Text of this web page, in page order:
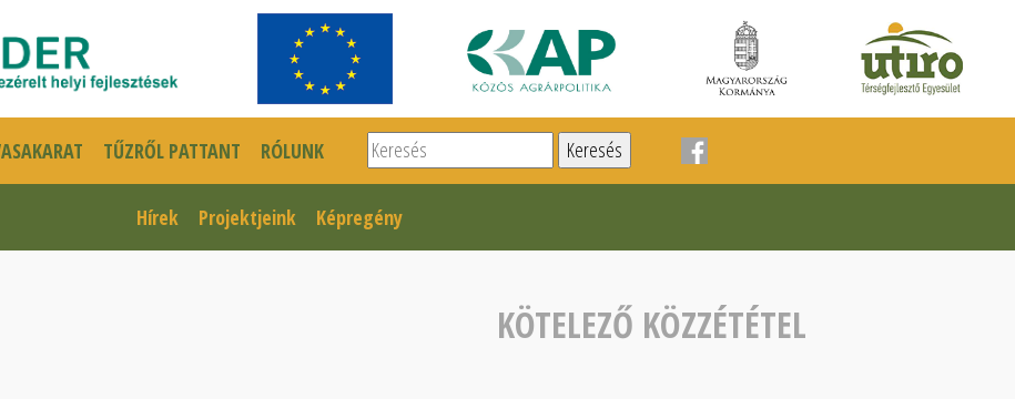
TŰZRŐL PATTANT RÓLUNK Keresés
Hírek Projektjeink Képregény
KÖTELEZŐ KÖZZÉTÉTEL